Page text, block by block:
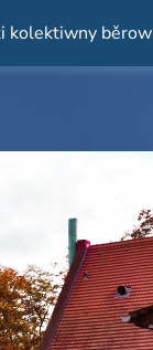
kolektiwny běrow